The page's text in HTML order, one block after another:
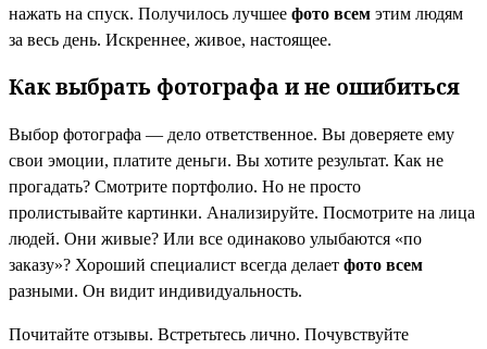
нажать на спуск. Получилось лучшее фото всем этим людям
за весь день. Искреннее, живое, настоящее.
Как выбрать фотографа и не ошибиться
Выбор фотографа — дело ответственное. Вы доверяете ему
свои эмоции, платите деньги. Вы хотите результат. Как не
прогадать? Смотрите портфолио. Но не просто
пролистывайте картинки. Анализируйте. Посмотрите на лица
людей. Они живые? Или все одинаково улыбаются «по
заказу»? Хороший специалист всегда делает фото всем
разными. Он видит индивидуальность.
Почитайте отзывы. Встретьтесь лично. Почувствуйте